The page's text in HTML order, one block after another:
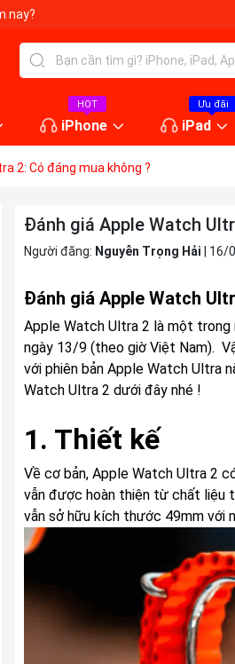
nay?
HOT
iPhone
Ưu đãi
iPad
2: Có đáng mua không ?
Đánh giá Apple Watch
Người đăng: Nguyễn Trọng Hải 16/
Đánh giá Apple Watch
Apple Watch Ultra 2 là một
ngày 13/9 (theo giờ Việt Nam).
với phiên bản Apple Watch Ultra
Watch Ultra 2 dưới đây nhé !
1. Thiết kế
Về cơ bản, Apple Watch Ultra 2
vẫn được hoàn thiện từ chất liệu
vẫn sở hữu kích thước 49mm với